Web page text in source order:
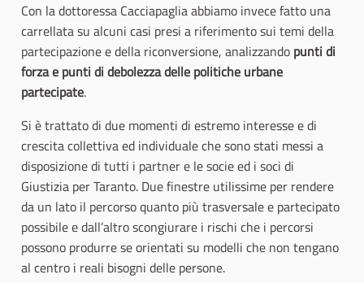
Con la dottoressa Cacciapaglia abbiamo invece fatto una
carrellata su alcuni casi presi a riferimento sui temi della
partecipazione e della riconversione, analizzando punti di
forza e punti di debolezza delle politiche urbane
partecipate.
Si è trattato di due momenti di estremo interesse e di
crescita collettiva ed individuale che sono stati messi a
disposizione di tutti i partner e le socie ed i soci di
Giustizia per Taranto. Due finestre utilissime per rendere
da un lato il percorso quanto più trasversale e partecipato
possibile e dall’altro scongiurare i rischi che i percorsi
possono produrre se orientati su modelli che non tengano
al centro i reali bisogni delle persone.